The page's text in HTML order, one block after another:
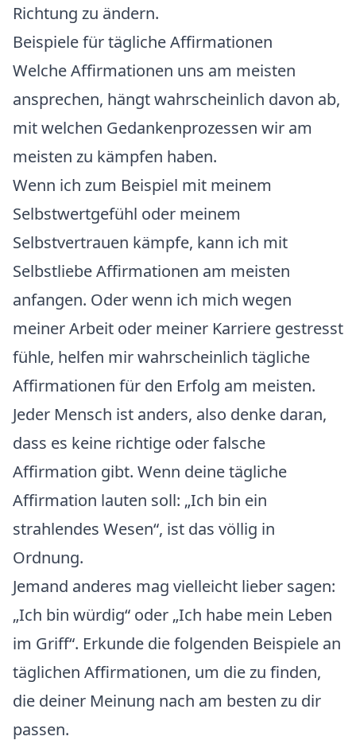
Richtung zu ändern.
Beispiele für tägliche Affirmationen
Welche Affirmationen uns am meisten
ansprechen, hängt wahrscheinlich davon ab,
mit welchen Gedankenprozessen wir am
meisten zu kämpfen haben.
Wenn ich zum Beispiel mit meinem
Selbstwertgefühl oder meinem
Selbstvertrauen kämpfe, kann ich mit
Selbstliebe Affirmationen am meisten
anfangen. Oder wenn ich mich wegen
meiner Arbeit oder meiner Karriere gestresst
fühle, helfen mir wahrscheinlich tägliche
Affirmationen für den Erfolg am meisten.
Jeder Mensch ist anders, also denke daran,
dass es keine richtige oder falsche
Affirmation gibt. Wenn deine tägliche
Affirmation lauten soll: „Ich bin ein
strahlendes Wesen“, ist das völlig in
Ordnung.
Jemand anderes mag vielleicht lieber sagen:
„Ich bin würdig“ oder „Ich habe mein Leben
im Griff“. Erkunde die folgenden Beispiele an
täglichen Affirmationen, um die zu finden,
die deiner Meinung nach am besten zu dir
passen.